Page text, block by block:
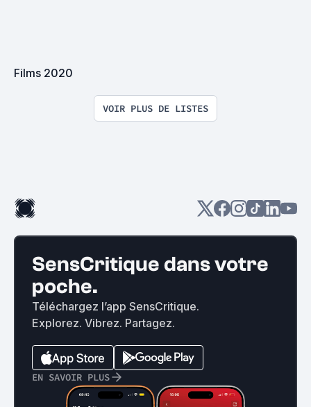
Films 2020
VOIR PLUS DE LISTES
SensCritique dans votre
poche.
Téléchargez l’app SensCritique.
Explorez. Vibrez. Partagez.
EN SAVOIR PLUS